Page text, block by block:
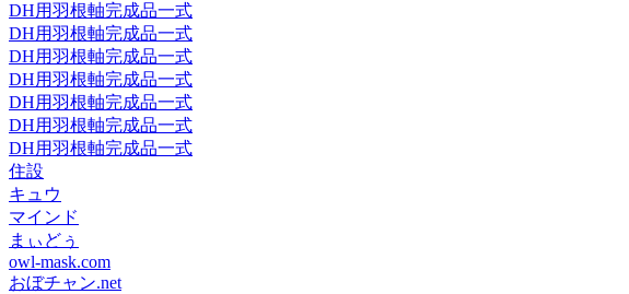
DH用羽根軸完成品一式
DH用羽根軸完成品一式
DH用羽根軸完成品一式
DH用羽根軸完成品一式
DH用羽根軸完成品一式
DH用羽根軸完成品一式
DH用羽根軸完成品一式
住設
キュウ
マインド
まぃどぅ
owl-mask.com
おぼチャン.net